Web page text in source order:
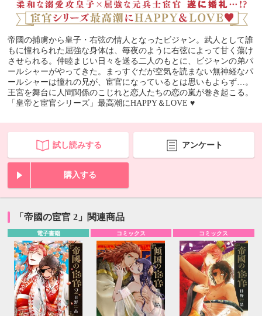
帝國の捕虜から皇子・右弦の情人となったビジャン。武人として誰
もに憧れられた屈強な身体は、毎夜のように右弦によって甘く蕩け
させられる。仲睦まじい日々を送る二人のもとに、ビジャンの弟パ
ールシャーがやってきた。まっすぐだが空気を読まない無神経なパ
ールシャーは憧れの兄が、宦官になっているとは思いもよらず…。
王宮を舞台に人間関係のこじれと恋人たちの恋の嵐が巻き起こる。
「皇帝と宦官シリーズ」最高潮にHAPPY＆LOVE ♥
試し読みする アンケート
購入する
「帝國の宦官 2」関連商品
電子書籍 コミックス コミックス